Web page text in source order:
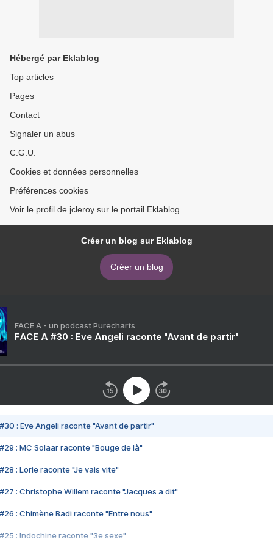
Hébergé par Eklablog
Top articles
Pages
Contact
Signaler un abus
C.G.U.
Cookies et données personnelles
Préférences cookies
Voir le profil de jcleroy sur le portail Eklablog
Créer un blog sur Eklablog
Créer un blog
FACE A - un podcast Purecharts
FACE A #30 : Eve Angeli raconte "Avant de partir"
#30 : Eve Angeli raconte "Avant de partir"
#29 : MC Solaar raconte "Bouge de là"
#28 : Lorie raconte "Je vais vite"
#27 : Christophe Willem raconte "Jacques a dit"
#26 : Chimène Badi raconte "Entre nous"
#25 : Indochine raconte "3e sexe"